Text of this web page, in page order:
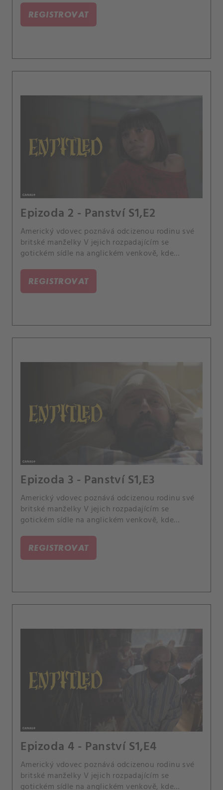
majetek.
REGISTROVAT
Epizoda 2 - Panství S1,E2
Americký vdovec poznává odcizenou rodinu své
britské manželky V jejich rozpadajícím se
gotickém sídle na anglickém venkově, kde
majetek.
REGISTROVAT
Epizoda 3 - Panství S1,E3
Americký vdovec poznává odcizenou rodinu své
britské manželky V jejich rozpadajícím se
gotickém sídle na anglickém venkově, kde
majetek.
REGISTROVAT
Epizoda 4 - Panství S1,E4
Americký vdovec poznává odcizenou rodinu své
britské manželky V jejich rozpadajícím se
gotickém sídle na anglickém venkově, kde